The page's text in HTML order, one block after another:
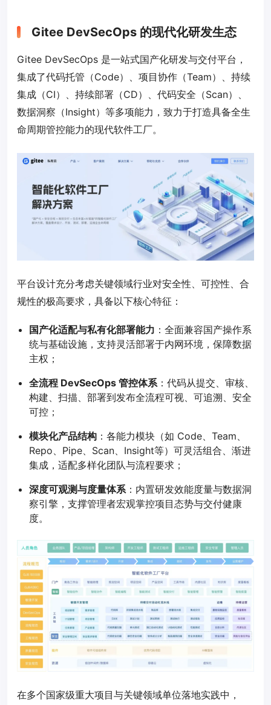
Gitee DevSecOps 的现代化研发生态
Gitee DevSecOps 是一站式国产化研发与交付平台，
集成了代码托管（Code）、项目协作（Team）、持续
集成（CI）、持续部署（CD）、代码安全（Scan）、
数据洞察（Insight）等多项能力，致力于打造具备全生
命周期管控能力的现代软件工厂。
平台设计充分考虑关键领域行业对安全性、可控性、合
规性的极高要求，具备以下核心特征：
国产化适配与私有化部署能力 ：全面兼容国产操作系
统与基础设施，支持灵活部署于内网环境，保障数据
主权；
全流程 DevSecOps 管控体系：代码从提交、审核、
构建、扫描、部署到发布全流程可视、可追溯、安全
可控；
模块化产品结构 ：各能力模块（如 Code、Team、
Repo、Pipe、Scan、Insight等）可灵活组合、渐进
集成，适配多样化团队与流程要求；
深度可观测与度量体系：内置研发效能度量与数据洞
察引擎，支撑管理者宏观掌控项目态势与交付健康
度。
在多个国家级重大项目与关键领域单位落地实践中，